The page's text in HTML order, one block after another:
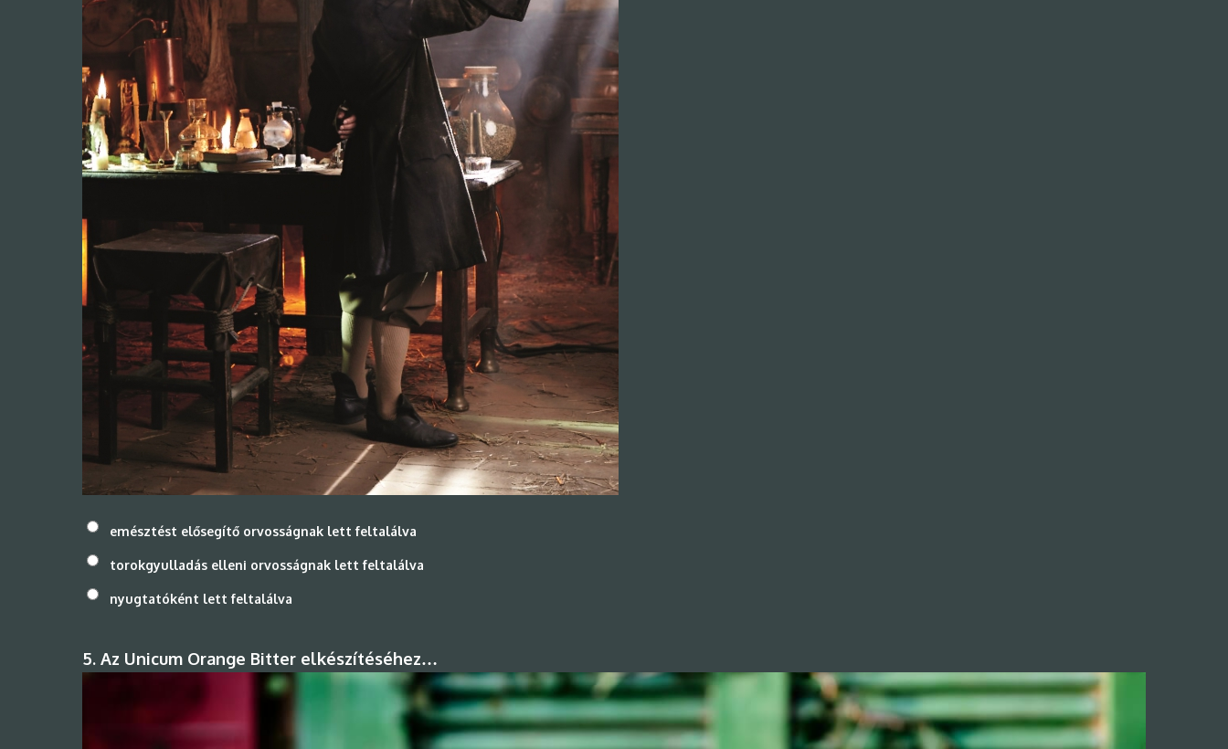
emésztést elősegítő orvosságnak lett feltalálva
torokgyulladás elleni orvosságnak lett feltalálva
nyugtatóként lett feltalálva
5. Az Unicum Orange Bitter elkészítéséhez…